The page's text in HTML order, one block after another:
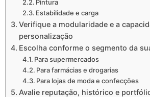
Pintura
Estabilidade e carga
Verifique a modularidade e a
personalização
Escolha conforme o segmento da
Para supermercados
Para farmácias e drogarias
Para lojas de moda e confecções
Avalie reputação, histórico e